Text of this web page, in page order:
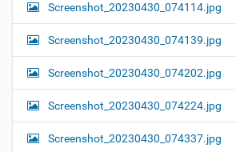
Screenshot_20230430_074114.jpg
Screenshot_20230430_074139.jpg
Screenshot_20230430_074202.jpg
Screenshot_20230430_074224.jpg
Screenshot_20230430_074337.jpg